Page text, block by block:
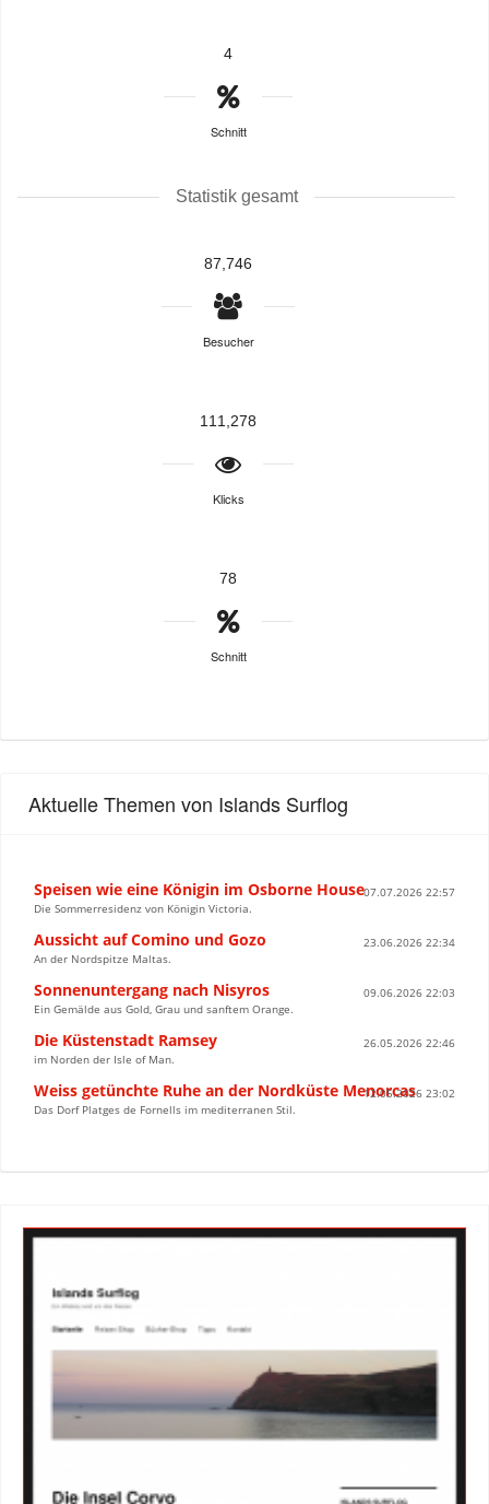
4
Schnitt
Statistik gesamt
87,746
Besucher
111,278
Klicks
78
Schnitt
Aktuelle Themen von Islands Surflog
Speisen wie eine Königin im Osborne House07.07.2026 22:57
Die Sommerresidenz von Königin Victoria.
Aussicht auf Comino und Gozo
23.06.2026 22:34
An der Nordspitze Maltas.
Sonnenuntergang nach Nisyros
09.06.2026 22:03
Ein Gemälde aus Gold, Grau und sanftem Orange.
Die Küstenstadt Ramsey
26.05.2026 22:46
im Norden der Isle of Man.
Weiss getünchte Ruhe an der Nordküste Menorcas
12.05.2026 23:02
Das Dorf Platges de Fornells im mediterranen Stil.